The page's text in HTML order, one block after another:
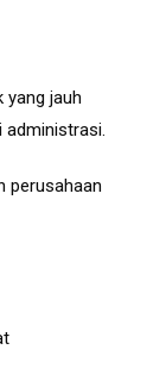
yang jauh
administrasi.
perusahaan